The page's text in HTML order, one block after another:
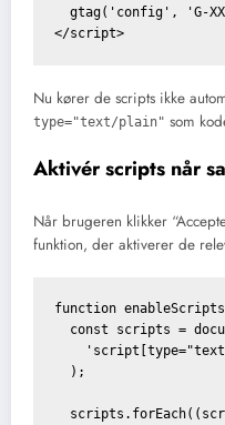
gtag('config', 'G-
Nu kører de scripts ikke
type="text/plain" som
Aktivér scripts når
Når brugeren klikker
funktion, der aktiverer de
function
const scripts =
  );